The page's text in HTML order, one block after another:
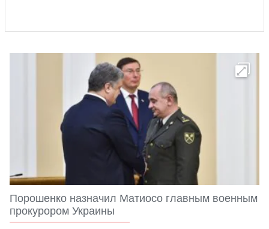
Порошенко назначил Матиосо главным военным
прокурором Украины